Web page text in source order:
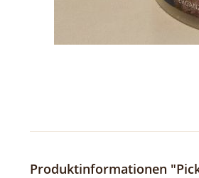
Produktinformationen